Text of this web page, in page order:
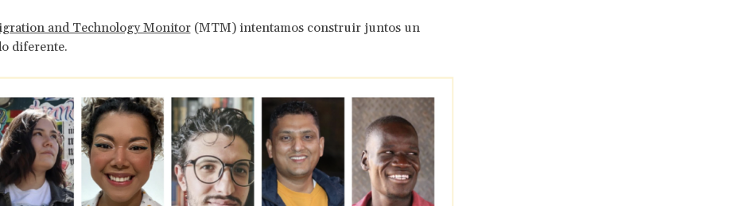
and Technology Monitor(MTM) intentamos construir juntos un
diferente.